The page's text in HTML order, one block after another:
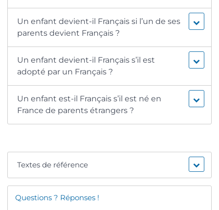
Un enfant devient-il Français si l’un de ses
parents devient Français ?
Un enfant devient-il Français s’il est
adopté par un Français ?
Un enfant est-il Français s’il est né en
France de parents étrangers ?
Textes de référence
Questions ? Réponses !